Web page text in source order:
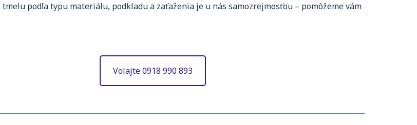
podľa typu materiálu, podkladu a zaťaženia je u nás samozrejmosťou – pomôžeme vám
Volajte 0918 990 893